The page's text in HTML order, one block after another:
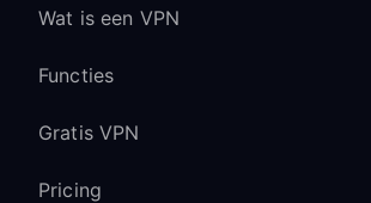
Wat is een VPN
Functies
Gratis VPN
Pricing